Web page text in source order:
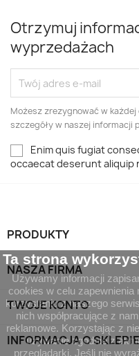
Otrzymuj
wyprzedażach
Możesz zrezygnować w
szczegóły w naszej informacji
Enim quis fugiat
occaecat deserunt aliquip
PRODUKTY
NASZA FIRMA
TWOJE KONTO
INFORMACJA O SKLEPIE
Ta strona
Używamy informacji
cookies w celu
korzystaniu z naszego
nich współpracujące z
reklamowe. Korzystając z
używanie zgodnie z
przeglądarki. Jeśli nie